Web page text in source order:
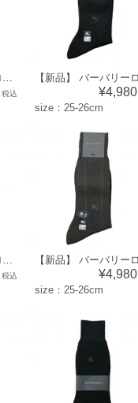
【新品】 バーバリーロンドン BURBERRY LONDON メンズ 靴下 ソックス （無地×ワンポイント柄）グレー系 [size:25-26cm] br07018300
税込 ¥4,980
size：25-26cm
【新品】 バーバリーロンドン BURBERRY LONDON メンズ 靴下 ソックス （無地×ワンポイント柄）ブラック系 [size:25-26cm] 52573
税込 ¥4,980
size：25-26cm